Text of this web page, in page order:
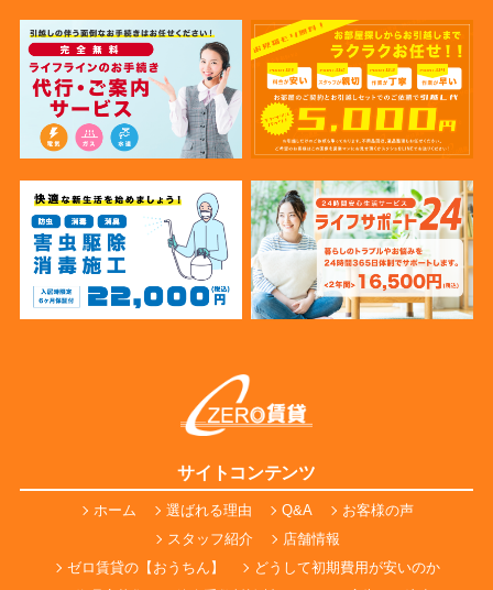
サイトコンテンツ
ホーム 選ばれる理由 Q&A
お客様の声
スタッフ紹介
店舗情報
ゼロ賃貸の【おうちん】
どうして初期費用が安いのか